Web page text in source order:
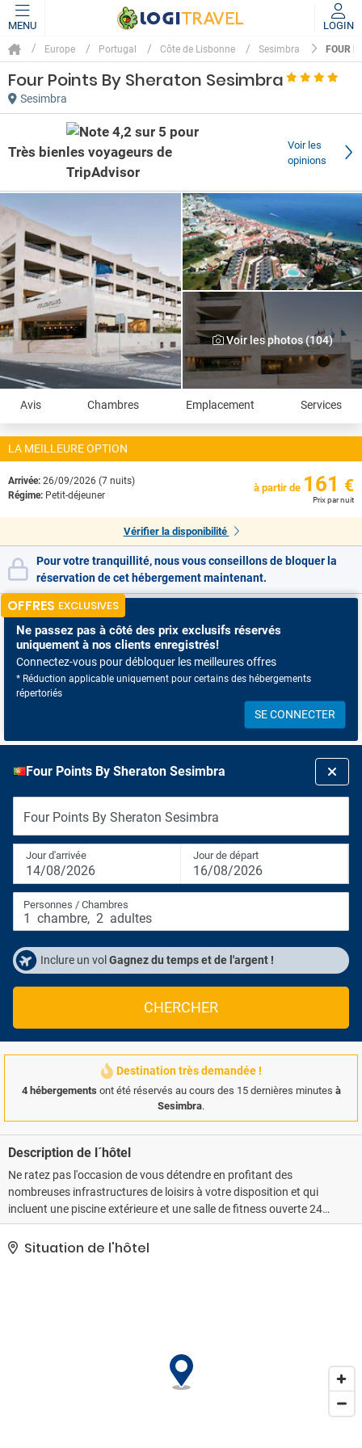
MENU LOGIN
Europe Portugal Côte de Lisbonne Sesimbra FOUR
Four Points By Sheraton Sesimbra
Sesimbra
Très bien
Voir les
opinions
Voir les photos (104)
Avis Chambres Emplacement Services
LA MEILLEURE OPTION
Arrivée: 26/09/2026 (7 nuits)
Régime: Petit-déjeuner
à partir de 161 €
Prix par nuit
Vérifier la disponibilité
Pour votre tranquillité, nous vous conseillons de bloquer la
réservation de cet hébergement maintenant.
OFFRES EXCLUSIVES
Ne passez pas à côté des prix exclusifs réservés
uniquement à nos clients enregistrés!
Connectez-vous pour débloquer les meilleures offres
* Réduction applicable uniquement pour certains des hébergements
répertoriés
SE CONNECTER
Four Points By Sheraton Sesimbra
Four Points By Sheraton Sesimbra
Jour d'arrivée
14/08/2026
Jour de départ
16/08/2026
Personnes / Chambres
1 chambre, 2 adultes
Inclure un vol Gagnez du temps et de l'argent !
CHERCHER
Destination très demandée !
4 hébergements ont été réservés au cours des 15 dernières minutes à
Sesimbra.
Description de l´hôtel
Ne ratez pas l'occasion de vous détendre en profitant des
nombreuses infrastructures de loisirs à votre disposition et qui
incluent une piscine extérieure et une salle de fitness ouverte 24
h/24. Parmi les équipements et services offerts par cet hôtel vous
trouvez également l'accès Wi-Fi à Internet gratuit, une salle de
Situation de l'hôtel